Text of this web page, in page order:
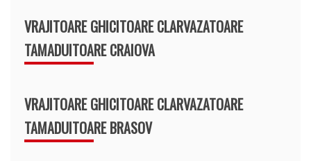
VRAJITOARE GHICITOARE CLARVAZATOARE
TAMADUITOARE CRAIOVA
VRAJITOARE GHICITOARE CLARVAZATOARE
TAMADUITOARE BRASOV